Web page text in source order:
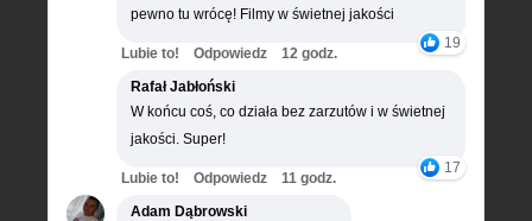
pewno tu wrócę! Filmy w świetnej jakości
19
Lubie to! Odpowiedz
12 godz.
Rafał Jabłoński
W końcu coś, co działa bez zarzutów i w świetnej
jakości. Super!
17
Lubie to! Odpowiedz
11 godz.
Adam Dąbrowski